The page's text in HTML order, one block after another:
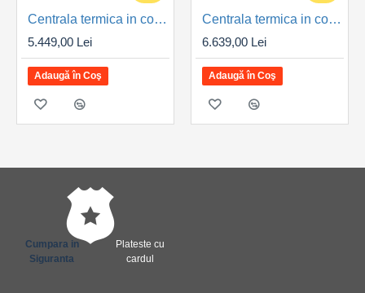
Centrala termica in condensare Viessmann Vitodens 100-W 25 kW, numai incalzire tip B1HG, control WIFI, kit de evacuare inclus (Z031495)
5.449,00 Lei
Adaugă în Coş
Centrala termica in condensare Viessmann Vitodens 100-W 32 kW, numai incalzire tip B1HG, control WIFI, kit de evacuare inclus (Z031496)
6.639,00 Lei
Adaugă în Coş
Cumpara in
Siguranta
Plateste cu
cardul